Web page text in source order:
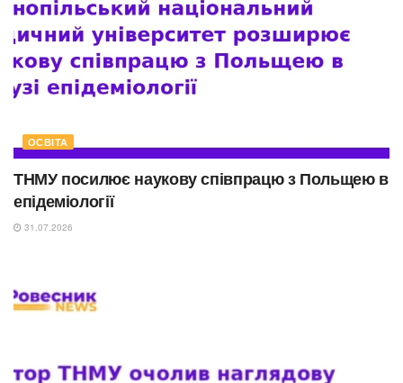
ОСВІТА
ТНМУ посилює наукову співпрацю з Польщею в
епідеміології
31.07.2026